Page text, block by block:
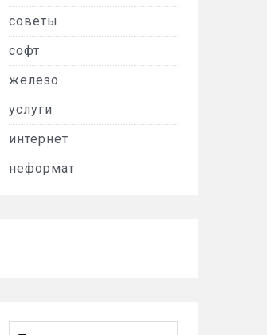
советы
софт
железо
услуги
интернет
неформат